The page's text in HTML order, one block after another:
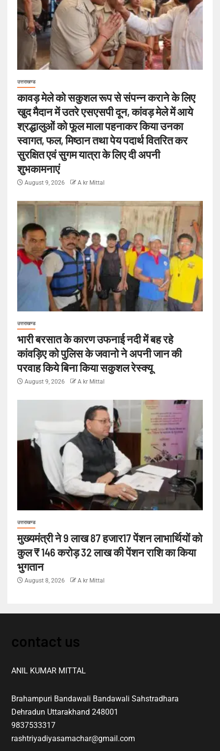
उत्तराखण्ड
कावड़ मेले को सकुशल रूप से संपन्न कराने के लिए
खुद मैदान में उतरे एसएसपी दून, कांवड़ मेले में आये
श्रद्धालुओं को फूल माला पहनाकर किया उनका
स्वागत, फल, मिष्ठान तथा पेय पदार्थ वितरित कर
सुरक्षित एवं सुगम यात्रा के लिए दी अपनी
शुभकामनाएं
August 9, 2026 A kr Mittal
उत्तराखण्ड
भारी बरसात के कारण उफनाई नदी में बह रहे
कांवड़िए को पुलिस के जवानो ने अपनी जान की
परवाह किये बिना किया सकुशल रेस्क्यू
August 9, 2026 A kr Mittal
उत्तराखण्ड
मुख्यमंत्री ने 9 लाख 87 हजार17 पेंशन लाभार्थियों को
कुल ₹ 146 करोड़ 32 लाख की पेंशन राशि का किया
भुगतान
August 8, 2026 A kr Mittal
contact us
ANIL KUMAR MITTAL
Brahampuri Bandawali Bandawali Sahstradhara
Dehradun Uttarakhand 248001
9837533317
rashtriyadiyasamachar@gmail.com